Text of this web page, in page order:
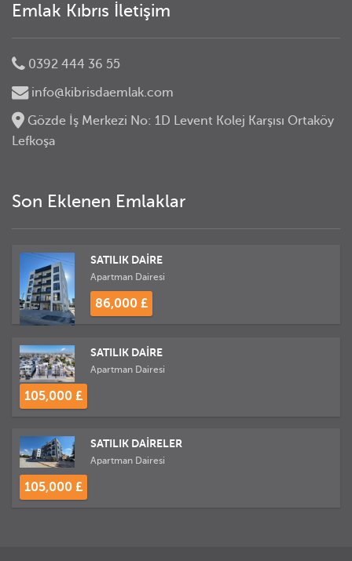
Emlak Kıbrıs İletişim
0392 444 36 55
info@kibrisdaemlak.com
Gözde İş Merkezi No: 1D Levent Kolej Karşısı Ortaköy
Lefkoşa
Son Eklenen Emlaklar
SATILIK DAİRE
Apartman Dairesi
86,000 £
SATILIK DAİRE
Apartman Dairesi
105,000 £
SATILIK DAİRELER
Apartman Dairesi
105,000 £